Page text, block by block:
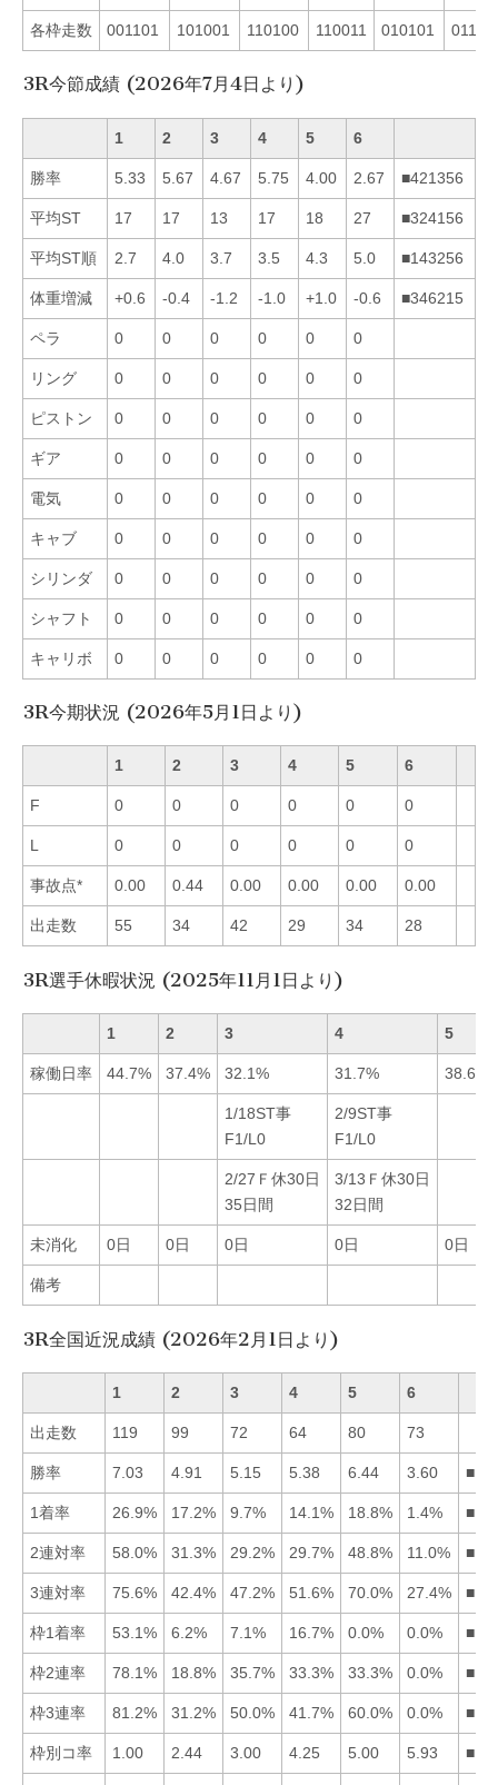
各枠走数 001101 101001 110100 110011 010101
3R今節成績 (2026年7月4日より)
1 2 3 4 5 6
勝率 5.33 5.67 4.67 5.75 4.00 2.67 ■421356
平均ST 17 17 13 17 18 27 ■324156
平均ST順 2.7 4.0 3.7 3.5 4.3 5.0 ■143256
体重増減 +0.6 -0.4 -1.2 -1.0 +1.0 -0.6 ■346215
ペラ 0 0 0 0 0 0
リング 0 0 0 0 0 0
ピストン 0 0 0 0 0 0
ギア 0 0 0 0 0 0
電気 0 0 0 0 0 0
キャブ 0 0 0 0 0 0
シリンダ 0 0 0 0 0 0
シャフト 0 0 0 0 0 0
キャリボ 0 0 0 0 0 0
3R今期状況 (2026年5月1日より)
1 2 3 4 5 6
F 0 0 0 0 0 0
L 0 0 0 0 0 0
事故点* 0.00 0.44 0.00 0.00 0.00 0.00
出走数 55 34 42 29 34 28
3R選手休暇状況 (2025年11月1日より)
1 2 3 4 5
稼働日率 44.7% 37.4% 32.1% 31.7% 38.6%
1/18ST事
F1/L0
2/9ST事
F1/L0
2/27Ｆ休30日
35日間
3/13Ｆ休30日
32日間
未消化 0日 0日 0日 0日 0日
備考
3R全国近況成績 (2026年2月1日より)
1 2 3 4 5 6
出走数 119 99 72 64 80 73
勝率 7.03 4.91 5.15 5.38 6.44 3.60
1着率 26.9% 17.2% 9.7% 14.1% 18.8% 1.4%
2連対率 58.0% 31.3% 29.2% 29.7% 48.8% 11.0%
3連対率 75.6% 42.4% 47.2% 51.6% 70.0% 27.4%
枠1着率 53.1% 6.2% 7.1% 16.7% 0.0% 0.0%
枠2連率 78.1% 18.8% 35.7% 33.3% 33.3% 0.0%
枠3連率 81.2% 31.2% 50.0% 41.7% 60.0% 0.0%
枠別コ率 1.00 2.44 3.00 4.25 5.00 5.93